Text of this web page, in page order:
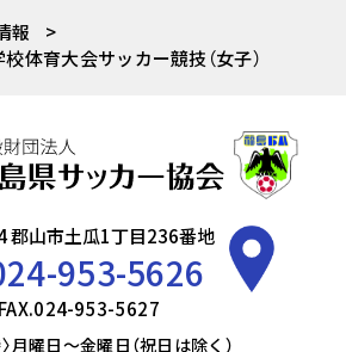
報
体育大会サッカー競技（女子）
郡山市土瓜1丁目236番地
953-5626
FAX.024-953-5627
月曜日～金曜日（祝日は除く）